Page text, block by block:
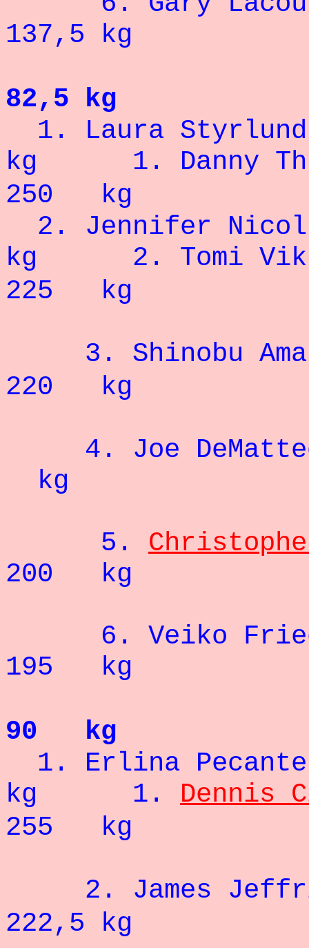
137,5 kg
82,5 kg
1. Laura
kg 1.
250 kg
2.
kg 2.
225 kg
3.
220 kg
4. Joe
kg
5.
200 kg
6. Veiko
195 kg
90 kg
1. Erlina
kg 1. Dennis
255 kg
2.
222,5 kg